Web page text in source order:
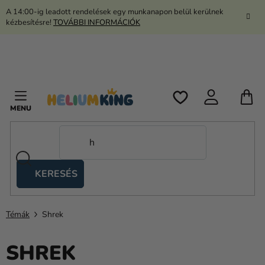
Ugrás
A 14:00-ig leadott rendelések egy munkanapon belül kerülnek
kézbesítésre! TOVÁBBI INFORMÁCIÓK
KERESÉS
sátrak
Kanekalon
Hélium
és
Témák Shrek
SHREK